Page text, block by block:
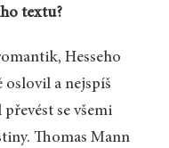
textu?
Hesseho
oslovil a nejspíš
se všemi
Thomas Mann